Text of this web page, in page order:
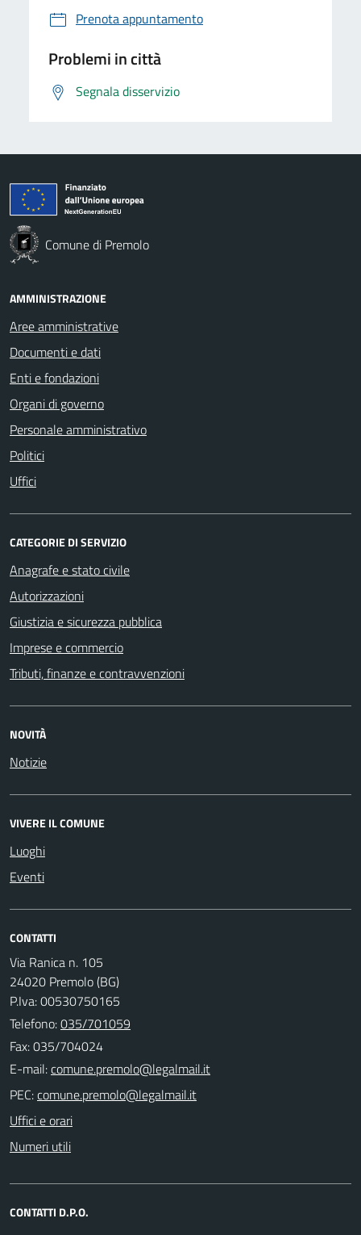
Prenota appuntamento
Problemi in città
Segnala disservizio
Comune di Premolo
AMMINISTRAZIONE
Aree amministrative
Documenti e dati
Enti e fondazioni
Organi di governo
Personale amministrativo
Politici
Uffici
CATEGORIE DI SERVIZIO
Anagrafe e stato civile
Autorizzazioni
Giustizia e sicurezza pubblica
Imprese e commercio
Tributi, finanze e contravvenzioni
NOVITÀ
Notizie
VIVERE IL COMUNE
Luoghi
Eventi
CONTATTI
Via Ranica n. 105
24020 Premolo (BG)
P.Iva: 00530750165
Telefono:035/701059
Fax: 035/704024
E-mail:
PEC:
Uffici e orari
Numeri utili
CONTATTI D.P.O.